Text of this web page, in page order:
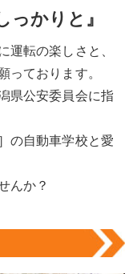
っかりと』
運転の楽しさと、
っております。
県公安委員会に指
の自動車学校と愛
んか？